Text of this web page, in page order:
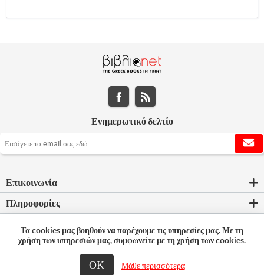
Ενημερωτικό δελτίο
Επικοινωνία
Πληροφορίες
Ο λογαριασμός μου
© 2026 Bookleader
Τα cookies μας βοηθούν να παρέχουμε τις υπηρεσίες μας. Με τη
χρήση των υπηρεσιών μας, συμφωνείτε με τη χρήση των cookies.
ΟΚ Μάθε περισσότερα